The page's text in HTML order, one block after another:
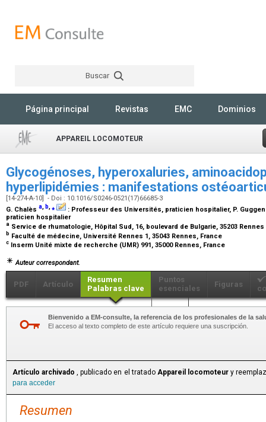
Buscar
Página principal Revistas EMC Dominios
APPAREIL LOCOMOTEUR
Glycogénoses, hyperoxaluries,
hyperlipidémies : manifestations
[14-274-A-10] - Doi : 10.1016/S0246-0521(17)66685-3
G. Chalès a, b,⁎ : Professeur des Universités, praticien hospitalier, P.
praticien hospitalier
a Service de rhumatologie, Hôpital Sud, 16, boulevard de Bulgarie, 35203
b Faculté de médecine, Université Rennes 1, 35043 Rennes, France
c Inserm Unité mixte de recherche (UMR) 991, 35000 Rennes, France
Auteur correspondant.
PDF Artículo
Resumen
Palabras clave
Puntos
esenciales
Figuras
Más...
Bienvenido a EM-consulte, la referencia de los profesionales de la
El acceso al texto completo de este artículo requiere una suscripción.
Artículo archivado , publicado en el tratado Appareil locomoteury
para acceder
Resumen